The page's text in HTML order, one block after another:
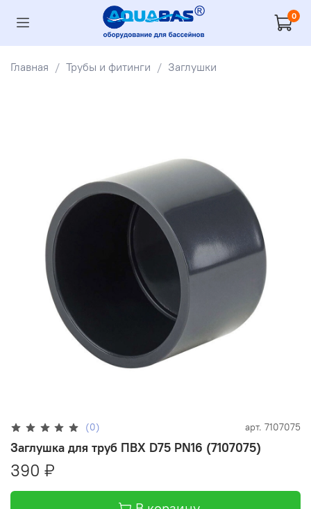
0
Главная Трубы и фитинги Заглушки
(0) арт. 7107075
Заглушка для труб ПВХ D75 PN16 (7107075)
390 ₽